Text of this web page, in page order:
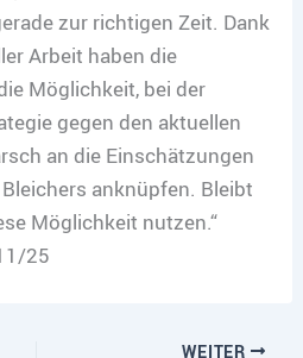
zur richtigen Zeit. Dank
Arbeit haben die
Möglichkeit, bei der
gegen den aktuellen
an die Einschätzungen
anknüpfen. Bleibt
Möglichkeit nutzen.“
25
WEITER